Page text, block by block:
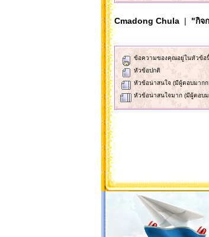
Cmadong Chula| "กิจ
ข้อความของคุณอยู่ในหัวข้อ
หัวข้อปกติ
หัวข้อน่าสนใจ (มีผู้ตอบมากก
หัวข้อน่าสนใจมาก (มีผู้ตอบม